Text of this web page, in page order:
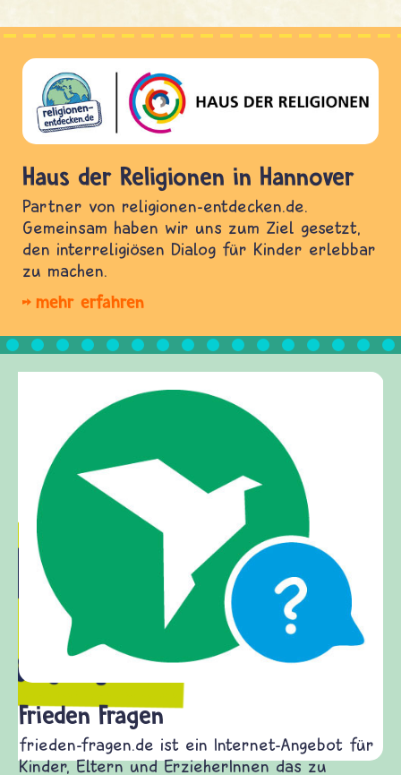
Haus der Religionen in Hannover
Partner von religionen-entdecken.de.
Gemeinsam haben wir uns zum Ziel gesetzt,
den interreligiösen Dialog für Kinder erlebbar
zu machen.
mehr erfahren
Frieden Fragen
frieden-fragen.de ist ein Internet-Angebot für
Kinder, Eltern und ErzieherInnen das zu